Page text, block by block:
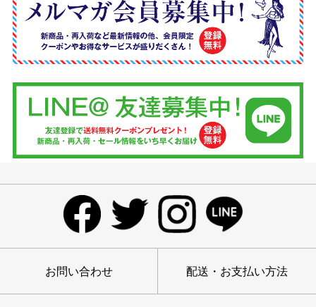
お問い合わせ 配送・お支払い方法